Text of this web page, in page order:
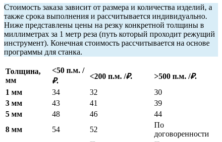
Стоимость заказа зависит от размера и количества изделий, а
также срока выполнения и рассчитывается индивидуально.
Ниже представлены цены на резку конкретной толщины в
миллиметрах за 1 метр реза (путь который проходит режущий
инструмент). Конечная стоимость рассчитывается на основе
программы для станка.
Толщина,
мм
<50 п.м. /
₽.
<200 п.м. /₽. >500 п.м. /₽.
1 мм
34 32
30
3 мм
43 41
39
5 мм
48 46
44
8 мм
54 52
По
договоренности